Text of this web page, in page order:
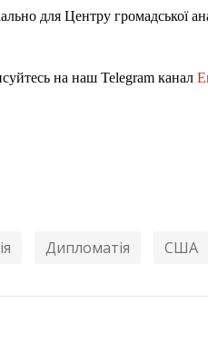
для Центру громадської
на наш Telegram канал
Дипломатія США